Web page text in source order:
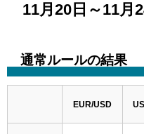
11月20日～11月
通常ルールの結果
EUR/USD